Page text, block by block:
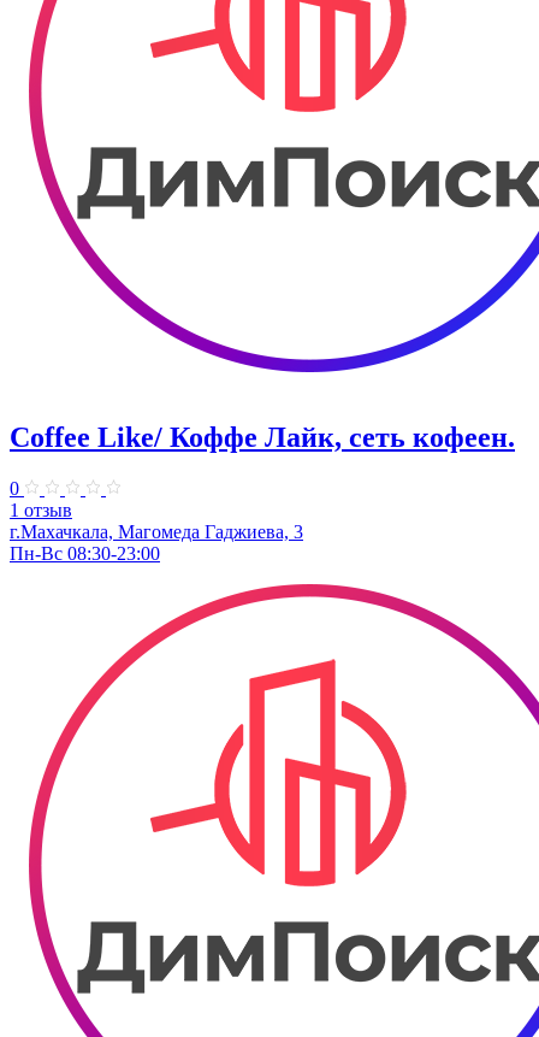
Coffee Like/ Коффе Лайк, сеть кофеен.
0
1 отзыв
г.Махачкала, Магомеда Гаджиева, 3
Пн-Вс 08:30-23:00